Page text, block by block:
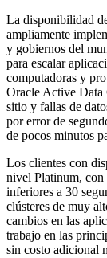
La disponibilidad
ampliamente
y gobiernos del
para escalar
computadoras y
Oracle Active Data
sitio y fallas de
por error de
de pocos minutos
Los clientes con
nivel Platinum, con
inferiores a 30
clústeres de muy
cambios en las
trabajo en las
sin costo adicional